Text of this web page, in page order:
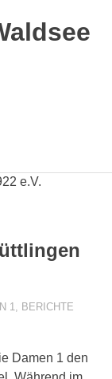
1
BERICHTE
Damen 1 den